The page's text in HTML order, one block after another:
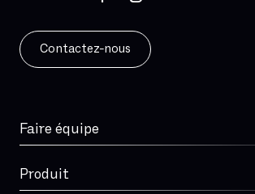
Contactez-nous
Faire équipe
Produit